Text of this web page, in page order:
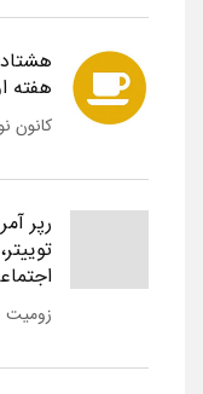
هفته اول آبان
کانون
رپر
زومیت